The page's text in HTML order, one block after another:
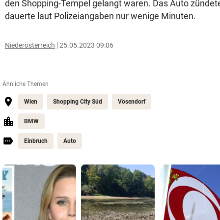
den Shopping-Tempel gelangt waren. Das Auto
dauerte laut Polizeiangaben nur wenige Minuten.
Niederösterreich 25.05.2023 09:06
Ähnliche Themen
Wien Shopping City Süd Vösendorf
BMW
Einbruch Auto